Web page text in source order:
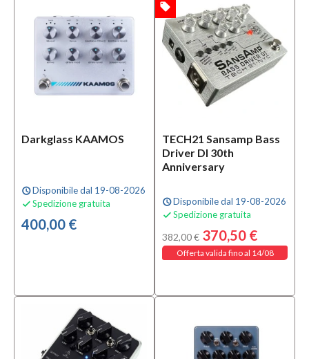
prodotti
disponibili
(18)
Darkglass KAAMOS
scheduleDisponibile dal 19-08-2026
 Spedizione gratuita
400,00 €
TECH21 Sansamp Bass
Driver DI 30th
Anniversary
scheduleDisponibile dal 19-08-2026
 Spedizione gratuita
382,00 € 370,50 €
Offerta valida fino al 14/08
local_offer